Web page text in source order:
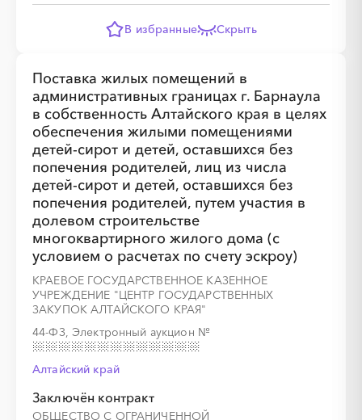
В избранные Скрыть
Поставка жилых помещений в
административных границах г. Барнаула
в собственность Алтайского края в целях
обеспечения жилыми помещениями
детей-сирот и детей, оставшихся без
попечения родителей, лиц из числа
детей-сирот и детей, оставшихся без
попечения родителей, путем участия в
долевом строительстве
многоквартирного жилого дома (с
условием о расчетах по счету эскроу)
КРАЕВОЕ ГОСУДАРСТВЕННОЕ КАЗЕННОЕ
УЧРЕЖДЕНИЕ "ЦЕНТР ГОСУДАРСТВЕННЫХ
ЗАКУПОК АЛТАЙСКОГО КРАЯ"
44-ФЗ, Электронный аукцион №
Алтайский край
Заключён контракт
ОБЩЕСТВО С ОГРАНИЧЕННОЙ